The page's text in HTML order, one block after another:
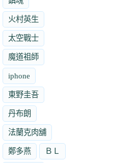
火村英生
太空戰士
魔道祖師
iphone
東野圭吾
丹布朗
法蘭克肉舖
鄭多燕 ＢＬ